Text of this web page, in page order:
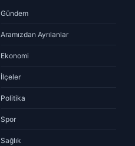
Gündem
Aramızdan Ayrılanlar
Ekonomi
İlçeler
Politika
Spor
Sağlık